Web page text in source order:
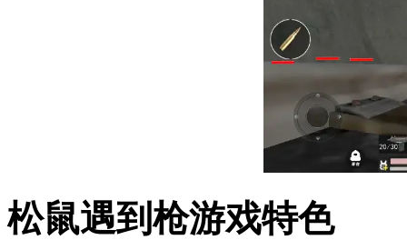
松鼠遇到枪游戏特色